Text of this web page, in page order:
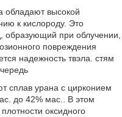
обладают высокой
к кислороду. Это
образующий при облучении,
повреждения
надежность твэла. стям
сплав урана с цирконием
до 42% мас.. В этом
оксидного